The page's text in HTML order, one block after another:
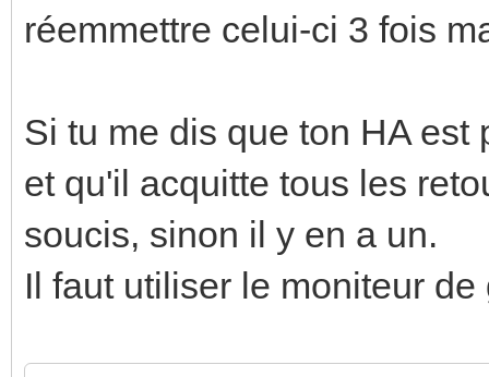
réemmettre celui-ci 3 fois
Si tu me dis que ton HA est
et qu'il acquitte tous les
soucis, sinon il y en a un.
Il faut utiliser le moniteur